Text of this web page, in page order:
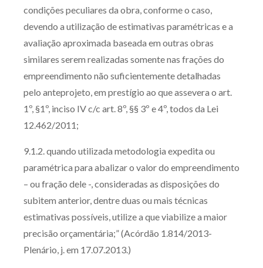
condições peculiares da obra, conforme o caso,
devendo a utilização de estimativas paramétricas e a
avaliação aproximada baseada em outras obras
similares serem realizadas somente nas frações do
empreendimento não suficientemente detalhadas
pelo anteprojeto, em prestígio ao que assevera o art.
1º, §1º, inciso IV c/c art. 8º, §§ 3º e 4º, todos da Lei
12.462/2011;
9.1.2. quando utilizada metodologia expedita ou
paramétrica para abalizar o valor do empreendimento
– ou fração dele -, consideradas as disposições do
subitem anterior, dentre duas ou mais técnicas
estimativas possíveis, utilize a que viabilize a maior
precisão orçamentária;” (Acórdão 1.814/2013-
Plenário, j. em 17.07.2013.)